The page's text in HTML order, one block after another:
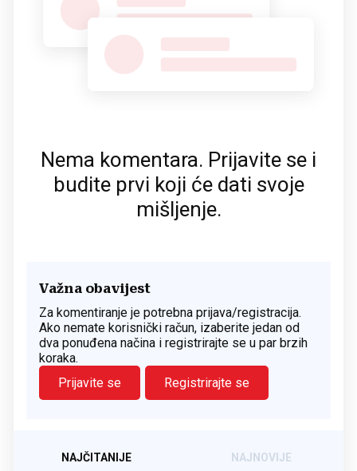
Nema komentara. Prijavite se i
budite prvi koji će dati svoje
mišljenje.
Važna obavijest
Za komentiranje je potrebna prijava/registracija.
Ako nemate korisnički račun, izaberite jedan od
dva ponuđena načina i registrirajte se u par brzih
koraka.
Prijavite se
Registrirajte se
NAJČITANIJE NAJNOVIJE